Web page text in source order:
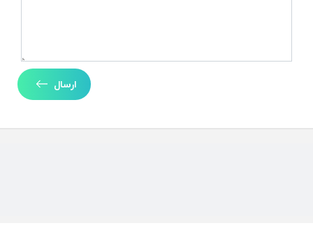
ارسال